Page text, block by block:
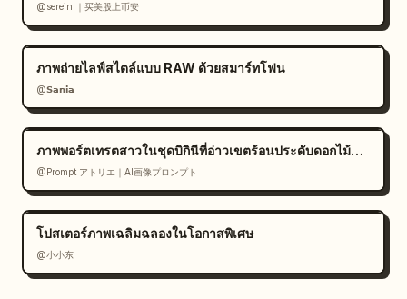
@serein ｜买美股上币安
ภาพถ่ายไลฟ์สไตล์แบบ RAW ด้วยสมาร์ทโฟน
@𝗦𝗮𝗻𝗶𝗮
ภาพพอร์ตเทรตสาวในชุดบิกินีที่อ่าวเขตร้อนประดับดอกไม้สีขาว
@Prompt アトリエ｜AI画像プロンプト
โปสเตอร์ภาพเฉลิมฉลองในโอกาสพิเศษ
@小小东